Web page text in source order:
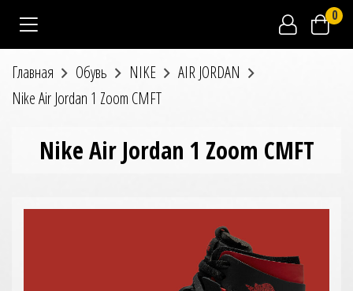
0
Главная Обувь NIKE
AIR JORDAN
Nike Air Jordan 1 Zoom CMFT
Nike Air Jordan 1 Zoom CMFT